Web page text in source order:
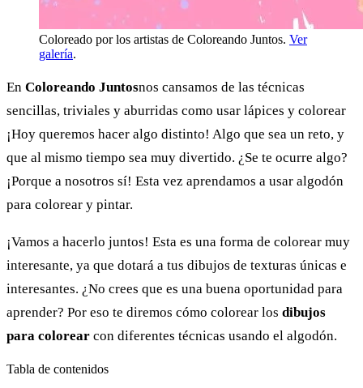
Coloreado por los artistas de Coloreando Juntos. Ver
galería.
En Coloreando Juntosnos cansamos de las técnicas
sencillas, triviales y aburridas como usar lápices y colorear
¡Hoy queremos hacer algo distinto! Algo que sea un reto, y
que al mismo tiempo sea muy divertido. ¿Se te ocurre algo?
¡Porque a nosotros sí! Esta vez aprendamos a usar algodón
para colorear y pintar.
¡Vamos a hacerlo juntos! Esta es una forma de colorear muy
interesante, ya que dotará a tus dibujos de texturas únicas e
interesantes. ¿No crees que es una buena oportunidad para
aprender? Por eso te diremos cómo colorear los dibujos
para colorear con diferentes técnicas usando el algodón.
Tabla de contenidos